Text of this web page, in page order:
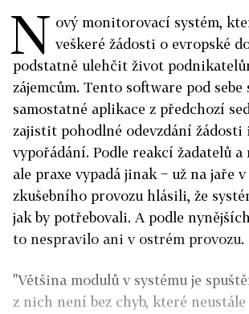
N ový monitorovací systém,
veškeré žádosti o evropské
podstatně ulehčit život
zájemcům. Tento software pod
samostatné aplikace z předchozí
zajistit pohodlné odevzdání žádosti
vypořádání. Podle reakcí žadatelů
ale praxe vypadá jinak − už na jaře
zkušebního provozu hlásili, že
jak by potřebovali. A podle
to nespravilo ani v ostrém provozu.
"Většina modulů v systému je
z nich není bez chyb, které neustále